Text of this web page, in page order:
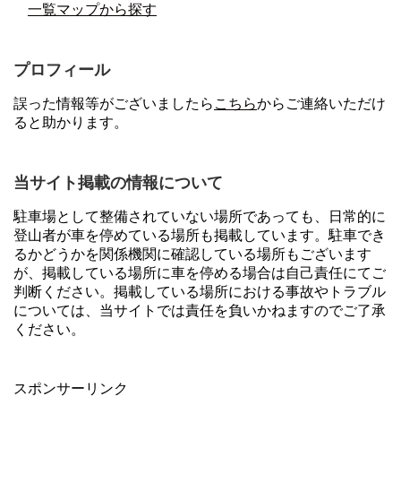
一覧マップから探す
プロフィール
誤った情報等がございましたら こちらからご連絡いただけ
ると助かります。
当サイト掲載の情報について
駐車場として整備されていない場所であっても、日常的に
登山者が車を停めている場所も掲載しています。駐車でき
るかどうかを関係機関に確認している場所もございます
が、掲載している場所に車を停める場合は自己責任にてご
判断ください。掲載している場所における事故やトラブル
については、当サイトでは責任を負いかねますのでご了承
ください。
スポンサーリンク